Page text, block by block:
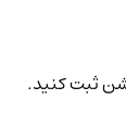
ثبت کنید.